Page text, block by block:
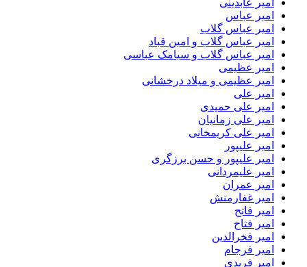
امیر عابدینی
امیر عباس
امیر عباس گلاب
امیر عباس گلاب و امین قباد
امیر عباس گلاب و سیامک عباسی
امیر عظیمی
امیر عظیمی و میلاد درخشانی
امیر علی
امیر علی حمیدی
امیر علی زمانیان
امیر علی کریمخانی
امیر علیپور
امیر علیپور و حسن برزگری
امیر علیمردانی
امیر عمران
امیر غفارمنش
امیر فاتح
امیر فتاح
امیر فخرالدین
امیر فرجام
امیر فریدی